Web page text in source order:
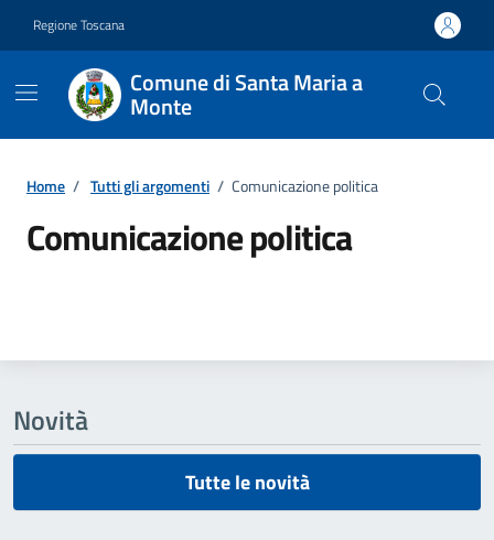
Regione Toscana
Comune di Santa Maria a
Monte
Home / Tutti gli argomenti / Comunicazione politica
Comunicazione politica
Novità
Tutte le novità